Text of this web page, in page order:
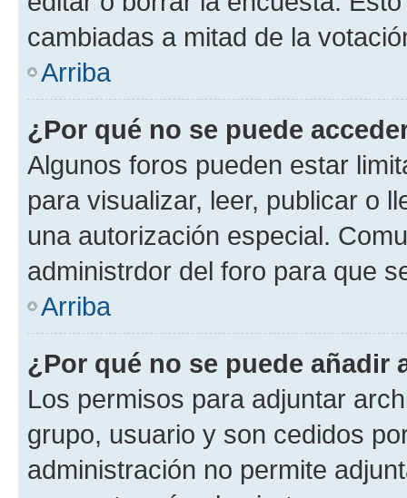
cambiadas a mitad de la
Arriba
¿Por qué no se puede
Algunos foros pueden estar
para visualizar, leer, publicar o
una autorización especial.
administrdor del foro para que
Arriba
¿Por qué no se puede añadir
Los permisos para adjuntar
grupo, usuario y son cedidos
administración no permite